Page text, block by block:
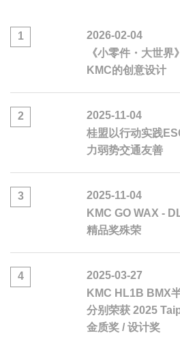
1
2026-02-04
《小零件・大世
KMC的创意设计
2
2025-11-04
桂盟以行动实践
力弱势交通友善
3
2025-11-04
KMC GO WAX -
精品奖殊荣
4
2025-03-27
KMC HL1B BMX
分别荣获 2025
金质奖 / 设计奖